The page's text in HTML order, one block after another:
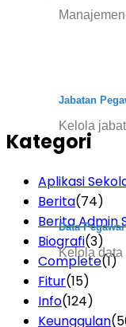
Jabatan
Kelola
Data Pegawai
Kelola data
Kategori
Aplikasi
Berita(74)
Berita Admin
Biografi(3)
Complete(1)
Fitur(15)
Info(124)
Keunggulan